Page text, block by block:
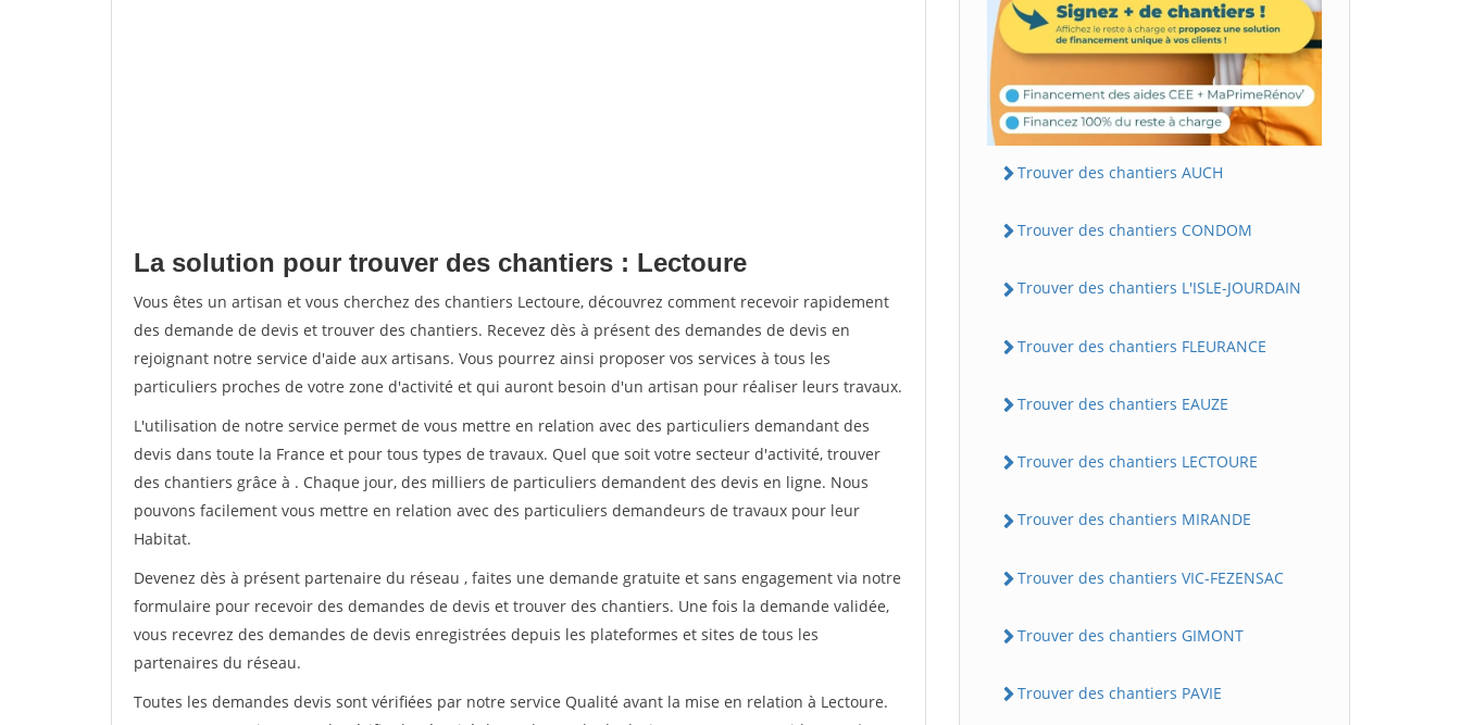
La solution pour trouver des chantiers : Lectoure
Vous êtes un artisan et vous cherchez des chantiers Lectoure, découvrez comment recevoir rapidement
des demande de devis et trouver des chantiers. Recevez dès à présent des demandes de devis en
rejoignant notre service d'aide aux artisans. Vous pourrez ainsi proposer vos services à tous les
particuliers proches de votre zone d'activité et qui auront besoin d'un artisan pour réaliser leurs travaux.
L'utilisation de notre service permet de vous mettre en relation avec des particuliers demandant des
devis dans toute la France et pour tous types de travaux. Quel que soit votre secteur d'activité, trouver
des chantiers grâce à . Chaque jour, des milliers de particuliers demandent des devis en ligne. Nous
pouvons facilement vous mettre en relation avec des particuliers demandeurs de travaux pour leur
Habitat.
Devenez dès à présent partenaire du réseau , faites une demande gratuite et sans engagement via notre
formulaire pour recevoir des demandes de devis et trouver des chantiers. Une fois la demande validée,
vous recevrez des demandes de devis enregistrées depuis les plateformes et sites de tous les
partenaires du réseau.
Toutes les demandes devis sont vérifiées par notre service Qualité avant la mise en relation à Lectoure.
Trouver des chantiers AUCH
Trouver des chantiers CONDOM
Trouver des chantiers L'ISLE-JOURDAIN
Trouver des chantiers FLEURANCE
Trouver des chantiers EAUZE
Trouver des chantiers LECTOURE
Trouver des chantiers MIRANDE
Trouver des chantiers VIC-FEZENSAC
Trouver des chantiers GIMONT
Trouver des chantiers PAVIE